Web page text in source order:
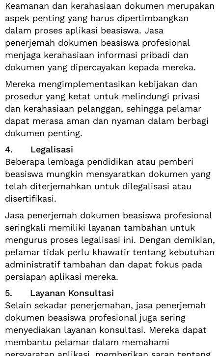
Keamanan dan kerahasiaan dokumen merupakan
aspek penting yang harus dipertimbangkan
dalam proses aplikasi beasiswa. Jasa
penerjemah dokumen beasiswa profesional
menjaga kerahasiaan informasi pribadi dan
dokumen yang dipercayakan kepada mereka.
Mereka mengimplementasikan kebijakan dan
prosedur yang ketat untuk melindungi privasi
dan kerahasiaan pelanggan, sehingga pelamar
dapat merasa aman dan nyaman dalam berbagi
dokumen penting.
4. Legalisasi
Beberapa lembaga pendidikan atau pemberi
beasiswa mungkin mensyaratkan dokumen yang
telah diterjemahkan untuk dilegalisasi atau
disertifikasi.
Jasa penerjemah dokumen beasiswa profesional
seringkali memiliki layanan tambahan untuk
mengurus proses legalisasi ini. Dengan demikian,
pelamar tidak perlu khawatir tentang kebutuhan
administratif tambahan dan dapat fokus pada
persiapan aplikasi mereka.
5. Layanan Konsultasi
Selain sekadar penerjemahan, jasa penerjemah
dokumen beasiswa profesional juga sering
menyediakan layanan konsultasi. Mereka dapat
membantu pelamar dalam memahami